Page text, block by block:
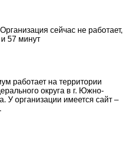
сейчас не работает,
и 57 минут
работает на территории
округа в г. Южно-
У организации имеется сайт –